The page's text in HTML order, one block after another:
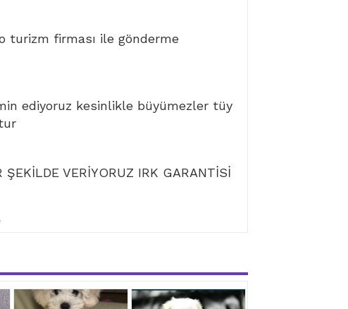
turizm firması ile gönderme
ediyoruz kesinlikle büyümezler tüy
VERİYORUZ IRK GARANTİSİ